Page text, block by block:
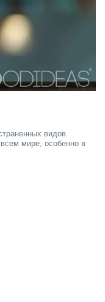
видов
мире, особенно в